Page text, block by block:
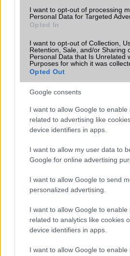
I want to opt-out of processing
Personal Data for Targeted
Opted In
I want to opt-out of Collection,
Retention, Sale, and/or Sharing
Personal Data that Is Unrelated
Purposes for which it was
Opted Out
Google consents
I want to allow Google to enable
related to advertising like
device identifiers in apps.
I want to allow my user data to
Google for online advertising
I want to allow Google to send
personalized advertising.
I want to allow Google to enable
related to analytics like cookies
device identifiers in apps.
I want to allow Google to enable
SIM típus
Flight mode Van
Terület
Funkciók
Brand Nincs
Limited Edition Moto
N/A = Nincs adat. Legutóbbi frissítés: 2026-